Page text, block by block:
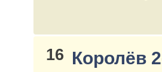
16 Королёв